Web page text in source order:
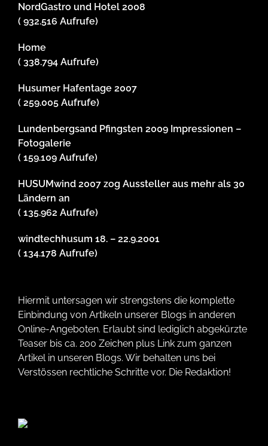
NordGastro und Hotel 2008
( 932.516 Aufrufe)
Home
( 338.794 Aufrufe)
Husumer Hafentage 2007
( 259.005 Aufrufe)
Lundenbergsand Pfingsten 2009 Impressionen –
Fotogalerie
( 159.109 Aufrufe)
HUSUMwind 2007 zog Aussteller aus mehr als 30
Ländern an
( 135.962 Aufrufe)
windtechhusum 18. – 22.9.2001
( 134.178 Aufrufe)
Hiermit untersagen wir strengstens die komplette
Einbindung von Artikeln unserer Blogs in anderen
Online-Angeboten. Erlaubt sind lediglich abgekürzte
Teaser bis ca. 200 Zeichen plus Link zum ganzen
Artikel in unseren Blogs. Wir behalten uns bei
Verstössen rechtliche Schritte vor. Die Redaktion!